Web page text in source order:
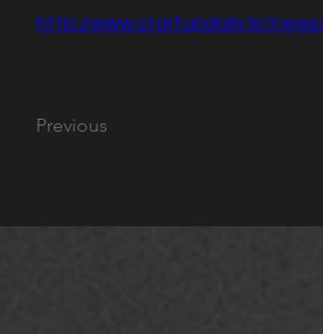
http://www.startupdaily.kr/
Previous